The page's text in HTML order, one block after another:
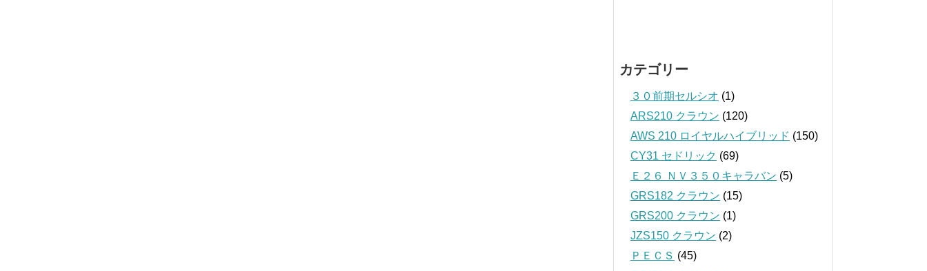
カテゴリー
３０前期セルシオ (1)
ARS210 クラウン (120)
AWS 210 ロイヤルハイブリッド (150)
CY31 セドリック (69)
Ｅ２６ ＮＶ３５０キャラバン (5)
GRS182 クラウン (15)
GRS200 クラウン (1)
JZS150 クラウン (2)
ＰＥＣＳ (45)